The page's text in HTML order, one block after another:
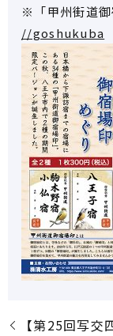
※「甲州街道
//goshukuba
【第25回写交